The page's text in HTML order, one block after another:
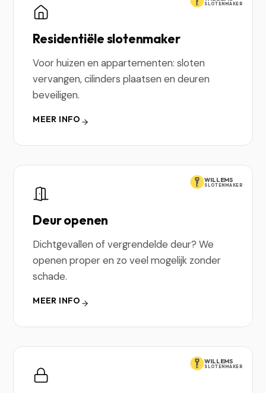
SLOTENMAKER
Residentiële slotenmaker
Voor huizen en appartementen: sloten
vervangen, cilinders plaatsen en deuren
beveiligen.
MEER INFO
WILLEMS
SLOTENMAKER
Deur openen
Dichtgevallen of vergrendelde deur? We
openen proper en zo veel mogelijk zonder
schade.
MEER INFO
WILLEMS
SLOTENMAKER